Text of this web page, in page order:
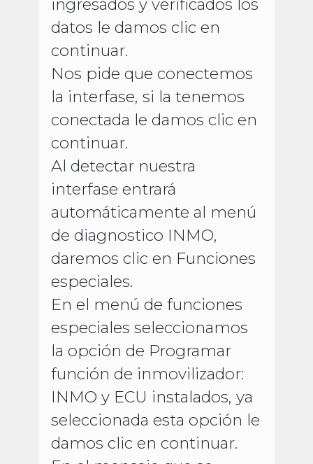
ingresados y verificados los
datos le damos clic en
continuar.
Nos pide que conectemos
la interfase, si la tenemos
conectada le damos clic en
continuar.
Al detectar nuestra
interfase entrará
automáticamente al menú
de diagnostico INMO,
daremos clic en Funciones
especiales.
En el menú de funciones
especiales seleccionamos
la opción de Programar
función de inmovilizador:
INMO y ECU instalados, ya
seleccionada esta opción le
damos clic en continuar.